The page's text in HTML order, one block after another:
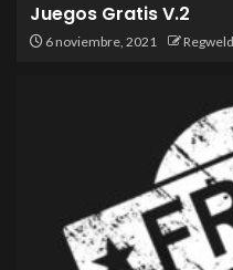
Juegos Gratis V.2
6 noviembre, 2021 Regweld